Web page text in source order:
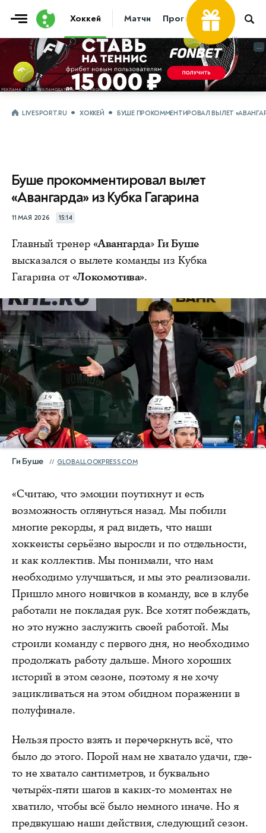
Хоккей Матчи Прогнозы
...
...
LIVESPORT.RU ХОККЕЙ БУШЕ ПРОКОММЕНТИРОВАЛ ВЫЛЕТ
Буше прокомментировал вылет
«Авангарда» из Кубка Гагарина
11 МАЯ 2026 15:14
Главный тренер «Авангарда» Ги Буше
высказался о вылете команды из Кубка
Гагарина от «Локомотива».
Ги Буше GLOBALLOOKPRESS.COM
«Считаю, что эмоции поутихнут и есть
возможность оглянуться назад. Мы побили
многие рекорды, я рад видеть, что наши
хоккеисты серьёзно выросли и по отдельности,
и как коллектив. Мы понимали, что нам
необходимо улучшаться, и мы это реализовали.
Пришло много новичков в команду, все в клубе
работали не покладая рук. Все хотят побеждать,
но это нужно заслужить своей работой. Мы
строили команду с первого дня, но необходимо
продолжать работу дальше. Много хороших
историй в этом сезоне, поэтому я не хочу
зацикливаться на этом обидном поражении в
полуфинале.
Нельзя просто взять и перечеркнуть всё, что
было до этого. Порой нам не хватало удачи, где-
то не хватало сантиметров, и буквально
четырёх-пяти шагов в каких-то моментах не
хватило, чтобы всё было немного иначе. Но я
предвкушаю наши действия, следующий сезон.